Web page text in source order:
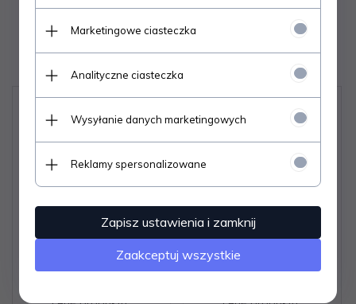
Polecamy
Skarpety Steven art.047
Sport Line męskie 38-50
Zakostki Steven art.054
Sport męskie 38-50
Marketingowe ciasteczka
Analityczne ciasteczka
Wysyłanie danych marketingowych
Reklamy spersonalizowane
Zapisz ustawienia i zamknij
Zaakceptuj wszystkie